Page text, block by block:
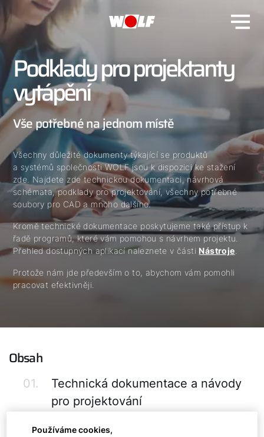
Podklady pro projektanty
vytápění
Vše potřebné na jednom místě
Všechny důležité dokumenty týkající se produktů
a systémů společnosti WOLF jsou k dispozici ke stažení
zde. Najdete zde technickou dokumentaci, návrhová
schémata, podklady pro projektování, všechny potřebné
soubory pro CAD a mnoho dalšího.
Kromě technické dokumentace poskytujeme také přístup k
řadě programů, které vám pomohou s návrhem projektu.
Přehled dostupných aplikací naleznete v části Nástroje
Protože nám jde především o to, abychom vám pomohli
pracovat efektivněji.
Obsah
01.
Technická dokumentace a návody
pro projektování
02.
Soubory pro CAD a hydraulická
Používáme cookies,